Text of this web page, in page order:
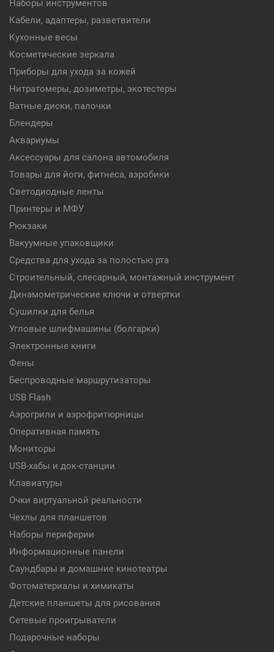
Наборы инструментов
Кабели, адаптеры, разветвители
Кухонные весы
Косметические зеркала
Приборы для ухода за кожей
Нитратомеры, дозиметры, экотестеры
Ватные диски, палочки
Блендеры
Аквариумы
Аксессуары для салона автомобиля
Товары для йоги, фитнеса, аэробики
Светодиодные ленты
Принтеры и МФУ
Рюкзаки
Вакуумные упаковщики
Средства для ухода за полостью рта
Строительный, слесарный, монтажный инструмент
Динамометрические ключи и отвертки
Сушилки для белья
Угловые шлифмашины (болгарки)
Электронные книги
Фены
Беспроводные маршрутизаторы
USB Flash
Аэрогрили и аэрофритюрницы
Оперативная память
Мониторы
USB-хабы и док-станции
Клавиатуры
Очки виртуальной реальности
Чехлы для планшетов
Наборы периферии
Информационные панели
Саундбары и домашние кинотеатры
Фотоматериалы и химикаты
Детские планшеты для рисования
Сетевые проигрыватели
Подарочные наборы